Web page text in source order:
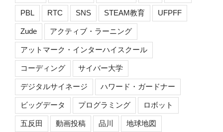
PBL RTC SNS STEAM教育 UFPFF
Zude アクティブ・ラーニング
アットマーク・インターハイスクール
コーディング サイバー大学
デジタルサイネージ ハワード・ガードナー
ビッグデータ プログラミング ロボット
五反田 動画投稿 品川 地球地図